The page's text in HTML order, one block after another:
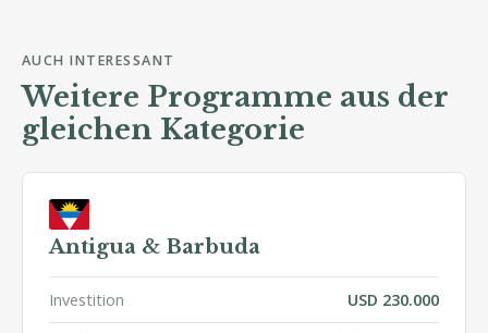
AUCH INTERESSANT
Weitere Programme aus der
gleichen Kategorie
Antigua & Barbuda
Investition USD 230.000